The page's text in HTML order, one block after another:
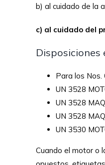
b) al cuidado de la
c) al cuidado del
Disposiciones
Para los Nos.
UN 3528
UN 3528
UN 3528
UN 3530
Cuando el motor o